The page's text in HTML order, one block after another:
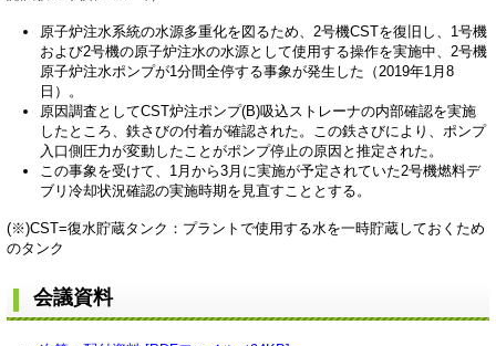
原子炉注水系統の水源多重化を図るため、2号機CSTを復旧し、1号機
および2号機の原子炉注水の水源として使用する操作を実施中、2号機
原子炉注水ポンプが1分間全停する事象が発生した（2019年1月8
日）。
原因調査としてCST炉注ポンプ(B)吸込ストレーナの内部確認を実施
したところ、鉄さびの付着が確認された。この鉄さびにより、ポンプ
入口側圧力が変動したことがポンプ停止の原因と推定された。
この事象を受けて、1月から3月に実施が予定されていた2号機燃料デ
ブリ冷却状況確認の実施時期を見直すこととする。
(※)CST=復水貯蔵タンク：プラントで使用する水を一時貯蔵しておくため
のタンク
会議資料